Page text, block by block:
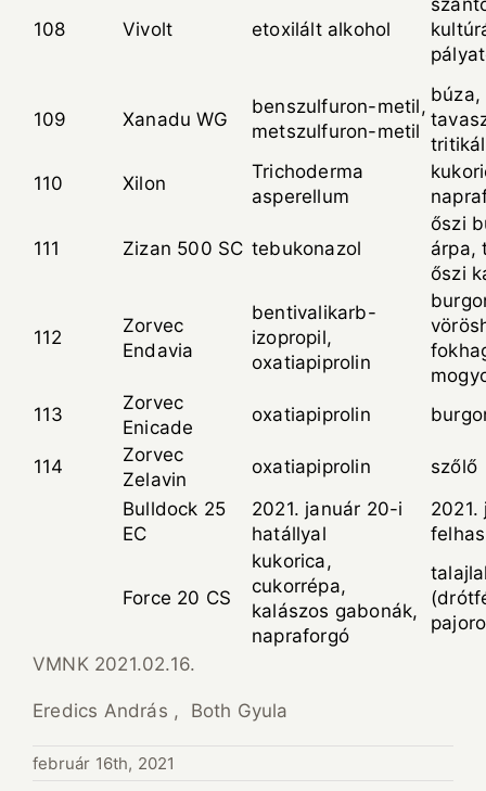
108 Vivolt etoxilált alkohol
109 Xanadu WG
benszulfuron-metil,
metszulfuron-metil
búza,
110
Xilon
Trichoderma
asperellum
111 Zizan 500 SC tebukonazol
őszi
árpa,
őszi
112
Zorvec
Endavia
bentivalikarb-
izopropil,
oxatiapiprolin
113
Zorvec
Enicade
oxatiapiprolin
114
Zorvec
Zelavin
oxatiapiprolin
szőlő
Bulldock 25
EC
2021. január 20-i
hatállyal
Force 20 CS
kukorica,
cukorrépa,
kalászos gabonák,
napraforgó
VMNK 2021.02.16.
Eredics András , Both Gyula
február 16th, 2021